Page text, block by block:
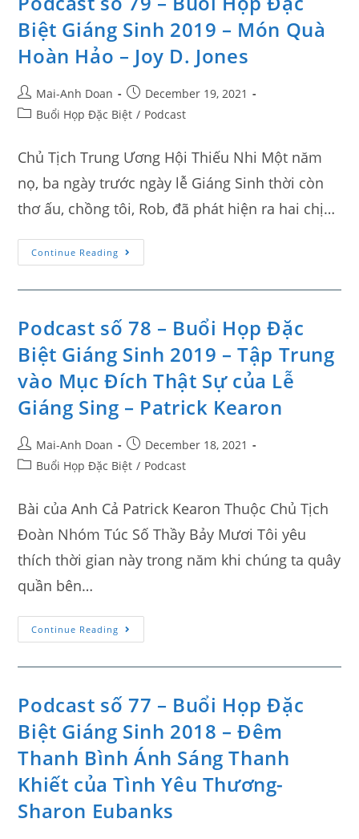
Biệt Giáng Sinh 2019 – Món Quà
Hoàn Hảo – Joy D. Jones
Mai-Anh Doan
December 19, 2021
Buổi Họp Đặc Biệt / Podcast
Chủ Tịch Trung Ương Hội Thiếu Nhi Một năm
nọ, ba ngày trước ngày lễ Giáng Sinh thời còn
thơ ấu, chồng tôi, Rob, đã phát hiện ra hai chị…
Continue Reading
Podcast số 78 – Buổi Họp Đặc
Biệt Giáng Sinh 2019 – Tập Trung
vào Mục Đích Thật Sự của Lễ
Giáng Sing – Patrick Kearon
Mai-Anh Doan
December 18, 2021
Buổi Họp Đặc Biệt / Podcast
Bài của Anh Cả Patrick Kearon Thuộc Chủ Tịch
Đoàn Nhóm Túc Số Thầy Bảy Mươi Tôi yêu
thích thời gian này trong năm khi chúng ta quây
quần bên…
Continue Reading
Podcast số 77 – Buổi Họp Đặc
Biệt Giáng Sinh 2018 – Đêm
Thanh Bình Ánh Sáng Thanh
Khiết của Tình Yêu Thương-
Sharon Eubanks